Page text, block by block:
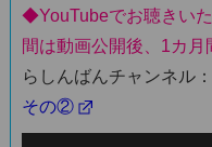
◆YouTubeでお聴きい
間は動画公開後、1カ月
らしんばんチャンネル：
その②